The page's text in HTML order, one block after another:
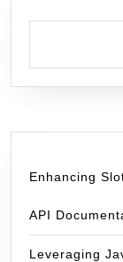
Enhancing
API
Leveraging